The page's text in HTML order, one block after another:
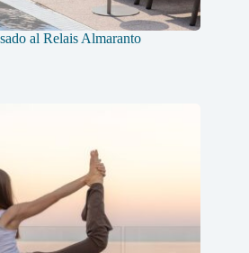
al Relais Almaranto